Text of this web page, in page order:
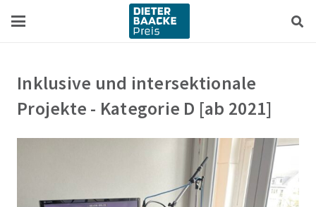
Inhalt
Navigation
Inklusive und intersektionale
Projekte - Kategorie D [ab 2021]